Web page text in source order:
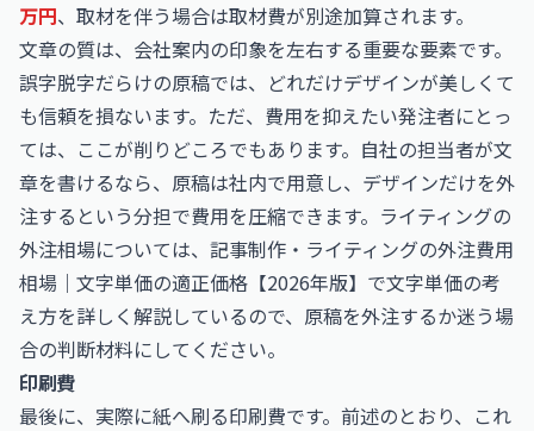
万円、取材を伴う場合は取材費が別途加算されます。
文章の質は、会社案内の印象を左右する重要な要素です。
誤字脱字だらけの原稿では、どれだけデザインが美しくて
も信頼を損ないます。ただ、費用を抑えたい発注者にとっ
ては、ここが削りどころでもあります。自社の担当者が文
章を書けるなら、原稿は社内で用意し、デザインだけを外
注するという分担で費用を圧縮できます。ライティングの
外注相場については、 記事制作・ライティングの外注費用
相場｜文字単価の適正価格【2026年版】 で文字単価の考
え方を詳しく解説しているので、原稿を外注するか迷う場
合の判断材料にしてください。
印刷費
最後に、実際に紙へ刷る印刷費です。前述のとおり、これ